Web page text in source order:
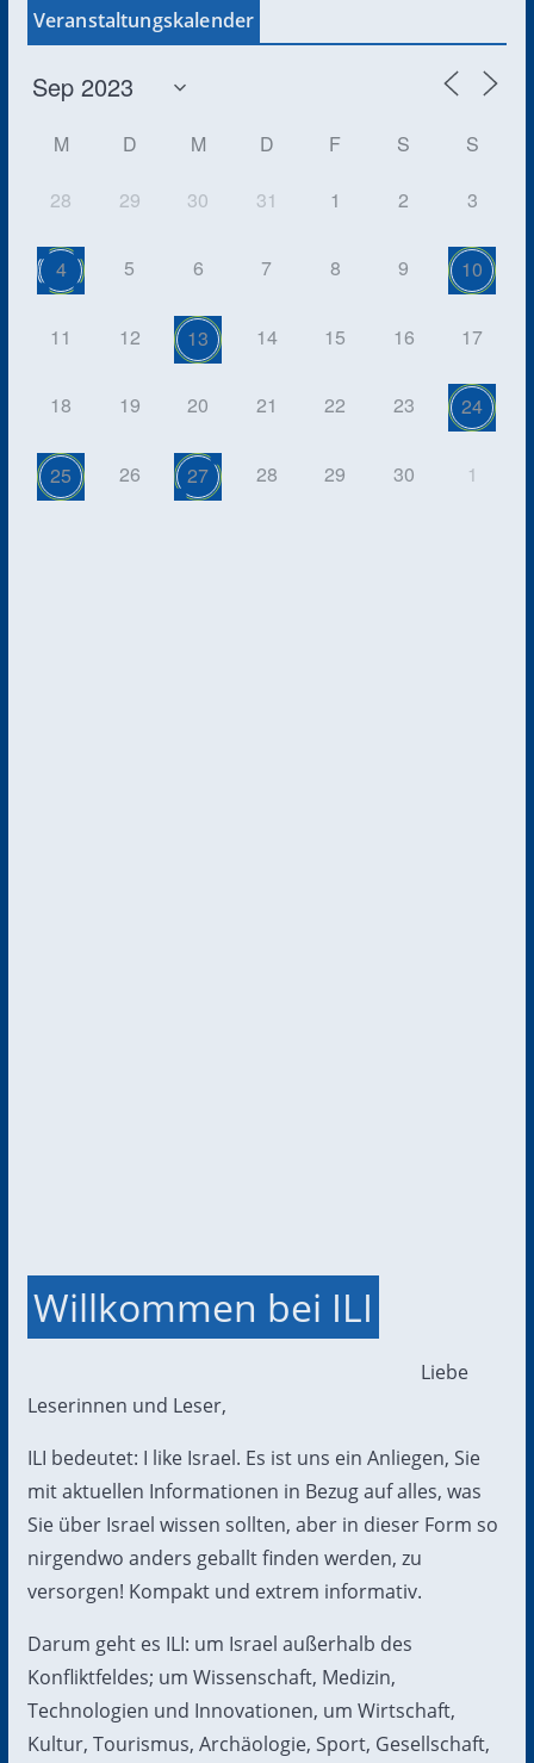
Willkommen bei ILI
Liebe
Leserinnen und Leser,
ILI bedeutet: I like Israel. Es ist uns ein Anliegen, Sie
mit aktuellen Informationen in Bezug auf alles, was
Sie über Israel wissen sollten, aber in dieser Form so
nirgendwo anders geballt finden werden, zu
versorgen! Kompakt und extrem informativ.
Darum geht es ILI: um Israel außerhalb des
Konfliktfeldes; um Wissenschaft, Medizin,
Technologien und Innovationen, um Wirtschaft,
Kultur, Tourismus, Archäologie, Sport, Gesellschaft,
Veranstaltungskalender
M D M D F S S
28 29 30 31 1 2 3
4 5 6 7 8 9 10
11 12 13 14 15 16 17
18 19 20 21 22 23 24
25 26 27 28 29 30 1